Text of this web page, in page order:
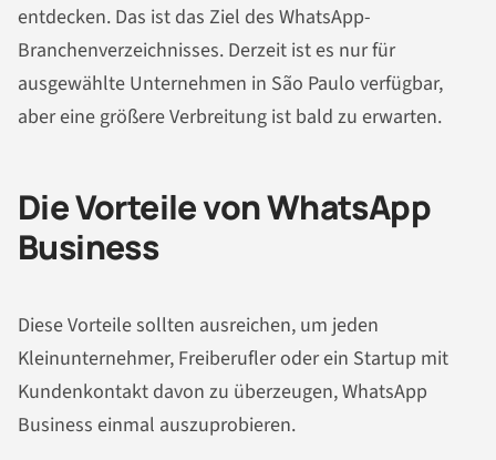
entdecken. Das ist das Ziel des WhatsApp-
Branchenverzeichnisses. Derzeit ist es nur für
ausgewählte Unternehmen in São Paulo verfügbar,
aber eine größere Verbreitung ist bald zu erwarten.
Die Vorteile von WhatsApp
Business
Diese Vorteile sollten ausreichen, um jeden
Kleinunternehmer, Freiberufler oder ein Startup mit
Kundenkontakt davon zu überzeugen, WhatsApp
Business einmal auszuprobieren.